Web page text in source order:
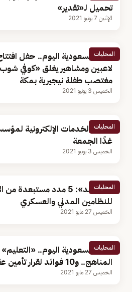
تحميل لـ«تقدير»
الإثنين 7 يونيو 2021
المحليات
أخبار السعودية اليوم.. حفل
لاعبين ومشاهير يغلق «كوفي
مغتصب طفلة نيجيرية بمكة
الخميس 3 يونيو 2021
المحليات
توقف الخدمات الإلكترونية
غدًا الجمعة
الخميس 3 يونيو 2021
المحليات
«التقاعد»: 5 مدد
للنظامين المدني والعسكري
الخميس 27 مايو 2021
المحليات
أخبار السعودية اليوم..
المناهج.. و10 فوائد لقرار تأمين عقود العمالة المنزلية
الخميس 27 مايو 2021